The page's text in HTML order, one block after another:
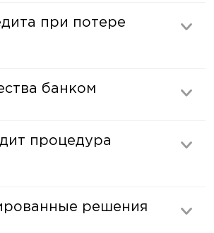
при потере
банком
процедура
решения